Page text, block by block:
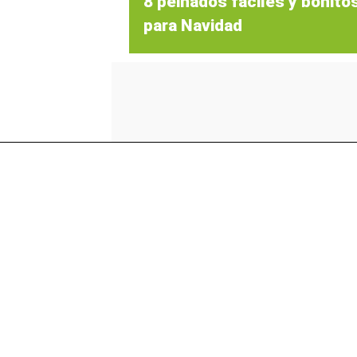
para Navidad